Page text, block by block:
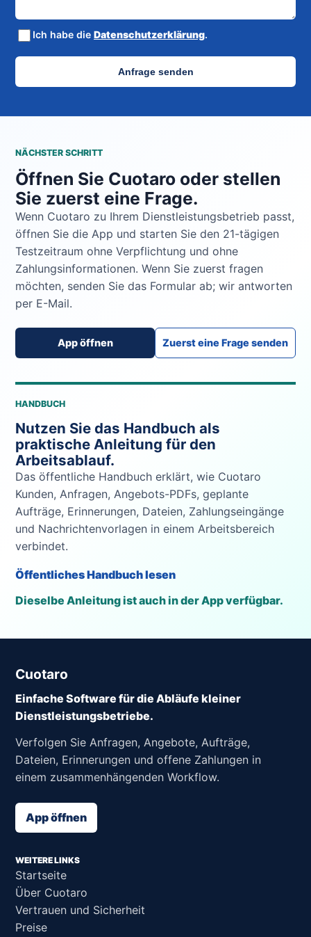
Ich habe die Datenschutzerklärung.
Anfrage senden
NÄCHSTER SCHRITT
Öffnen Sie Cuotaro oder stellen
Sie zuerst eine Frage.
Wenn Cuotaro zu Ihrem Dienstleistungsbetrieb passt,
öffnen Sie die App und starten Sie den 21-tägigen
Testzeitraum ohne Verpflichtung und ohne
Zahlungsinformationen. Wenn Sie zuerst fragen
möchten, senden Sie das Formular ab; wir antworten
per E-Mail.
App öffnen Zuerst eine Frage senden
HANDBUCH
Nutzen Sie das Handbuch als
praktische Anleitung für den
Arbeitsablauf.
Das öffentliche Handbuch erklärt, wie Cuotaro
Kunden, Anfragen, Angebots-PDFs, geplante
Aufträge, Erinnerungen, Dateien, Zahlungseingänge
und Nachrichtenvorlagen in einem Arbeitsbereich
verbindet.
Öffentliches Handbuch lesen
Dieselbe Anleitung ist auch in der App verfügbar.
Cuotaro
Einfache Software für die Abläufe kleiner
Dienstleistungsbetriebe.
Verfolgen Sie Anfragen, Angebote, Aufträge,
Dateien, Erinnerungen und offene Zahlungen in
einem zusammenhängenden Workflow.
App öffnen
WEITERE LINKS
Startseite
Über Cuotaro
Vertrauen und Sicherheit
Preise